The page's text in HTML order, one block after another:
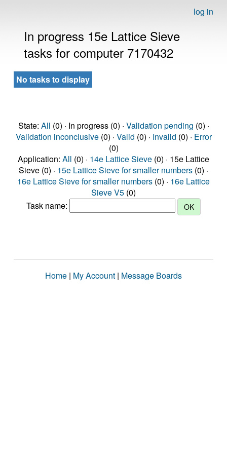
log in
In progress 15e Lattice Sieve
tasks for computer 7170432
No tasks to display
State: All (0) · In progress (0) · Validation pending (0) ·
Validation inconclusive(0) · Valid (0) · Invalid (0) · Error
(0)
Application: All (0) · 14e Lattice Sieve (0) · 15e Lattice
Sieve (0) · 15e Lattice Sieve for smaller numbers (0) ·
16e Lattice Sieve for smaller numbers (0) · 16e Lattice
Sieve V5 (0)
Task name:
Home | My Account | Message Boards